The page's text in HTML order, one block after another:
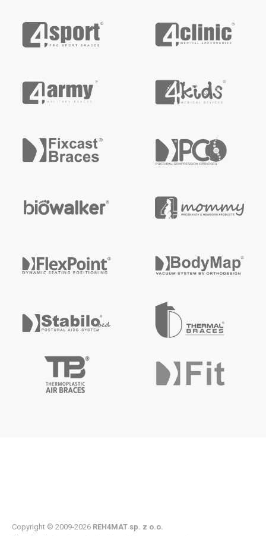
Copyright © 2009-2026 REH4MAT sp. z o.o.